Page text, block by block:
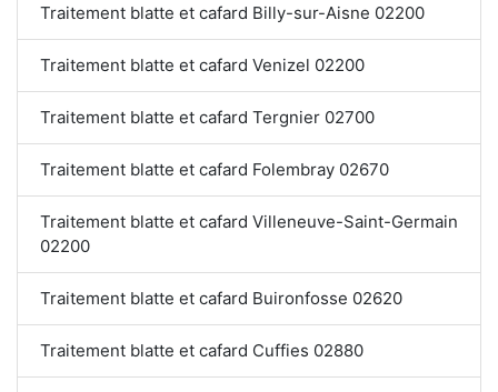
Traitement blatte et cafard Billy-sur-Aisne 02200
Traitement blatte et cafard Venizel 02200
Traitement blatte et cafard Tergnier 02700
Traitement blatte et cafard Folembray 02670
Traitement blatte et cafard Villeneuve-Saint-Germain
02200
Traitement blatte et cafard Buironfosse 02620
Traitement blatte et cafard Cuffies 02880